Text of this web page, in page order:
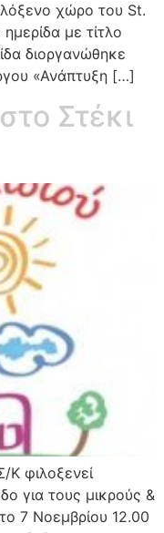
χώρο του St.
με τίτλο
διοργανώθηκε
«Ανάπτυξη […]
Στέκι
Κ φιλοξενεί
για τους μικρούς &
7 Νοεμβρίου 12.00